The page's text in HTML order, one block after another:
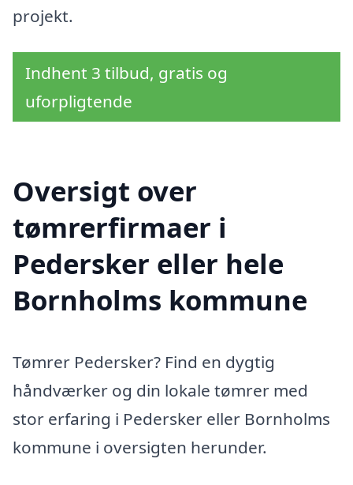
projekt.
Indhent 3 tilbud, gratis og
uforpligtende
Oversigt over
tømrerfirmaer i
Pedersker eller hele
Bornholms kommune
Tømrer Pedersker? Find en dygtig
håndværker og din lokale tømrer med
stor erfaring i Pedersker eller Bornholms
kommune i oversigten herunder.